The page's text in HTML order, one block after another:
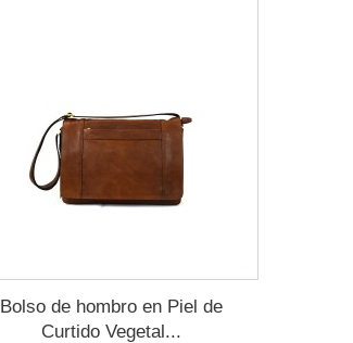
Bolso de hombro en Piel de
Curtido Vegetal...